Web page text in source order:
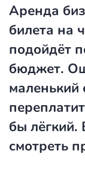
Аренда
билета на
подойдёт
бюджет.
маленький
бы лёгкий.
смотреть